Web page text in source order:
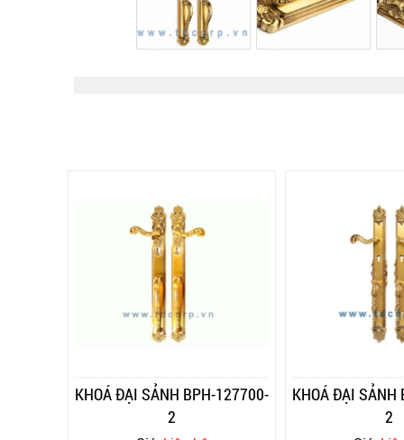
KHOÁ ĐẠI SẢNH BPH-127700-
2
KHOÁ ĐẠI
2